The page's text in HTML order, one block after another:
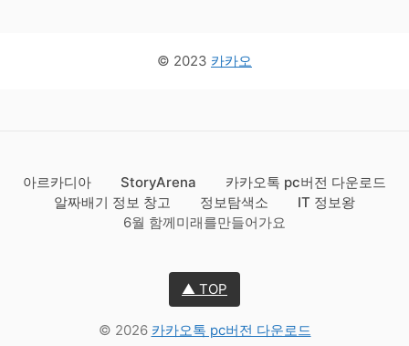
© 2023 카카오
아르카디아 StoryArena
카카오톡 pc버전 다운로드
알짜배기 정보 창고
정보탐색소
IT 정보왕
6월 함께미래를만들어가요
▲ TOP
© 2026 카카오톡 pc버전 다운로드